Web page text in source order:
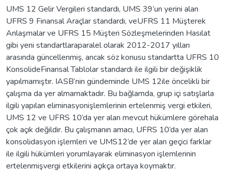
UMS 12 Gelir Vergileri standardı, UMS 39’un yerini alan
UFRS 9 Finansal Araçlar standardı, veUFRS 11 Müşterek
Anlaşmalar ve UFRS 15 Müşteri Sözleşmelerinden Hasılat
gibi yeni standartlaraparalel olarak 2012-2017 yılları
arasında güncellenmiş, ancak söz konusu standartta UFRS 10
KonsolideFinansal Tablolar standardı ile ilgili bir değişiklik
yapılmamıştır. IASB’nin gündeminde UMS 12ile öncelikli bir
çalışma da yer almamaktadır. Bu bağlamda, grup içi satışlarla
ilgili yapılan eliminasyonişlemlerinin ertelenmiş vergi etkileri,
UMS 12 ve UFRS 10’da yer alan mevcut hükümlere görehala
çok açık değildir. Bu çalışmanın amacı, UFRS 10’da yer alan
konsolidasyon işlemleri ve UMS12’de yer alan geçici farklar
ile ilgili hükümleri yorumlayarak eliminasyon işlemlerinin
ertelenmişvergi etkilerini açıkça ortaya koymaktır.